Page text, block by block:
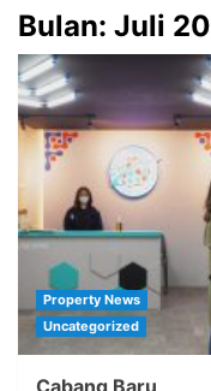
Bulan: Juli
Property News
Uncategorized
Cabang Baru